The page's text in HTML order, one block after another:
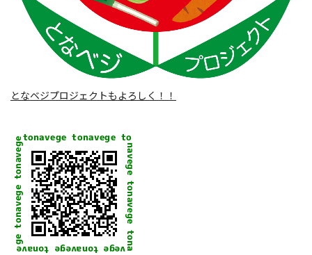
となベジプロジェクトもよろしく！！